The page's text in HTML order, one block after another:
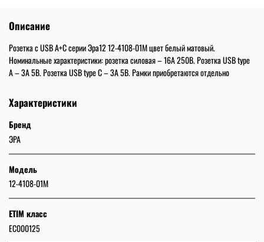
Описание
Розетка с USB A+C серии Эра12 12-4108-01М цвет белый матовый.
Номинальные характеристики: розетка силовая – 16А 250В. Розетка USB type
A – 3A 5В. Розетка USB type C – 3A 5В. Рамки приобретаются отдельно
Характеристики
Бренд
ЭРА
Модель
12-4108-01М
ETIM класс
EC000125